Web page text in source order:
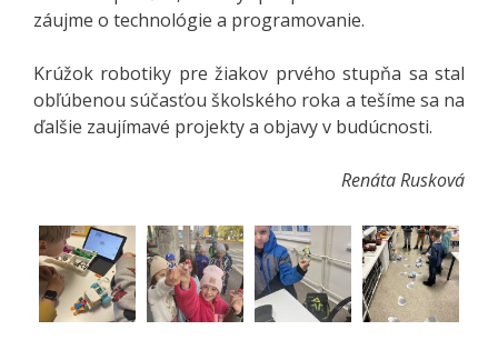
záujme o technológie a programovanie.
Krúžok robotiky pre žiakov prvého stupňa sa stal
obľúbenou súčasťou školského roka a tešíme sa na
ďalšie zaujímavé projekty a objavy v budúcnosti.
Renáta Rusková